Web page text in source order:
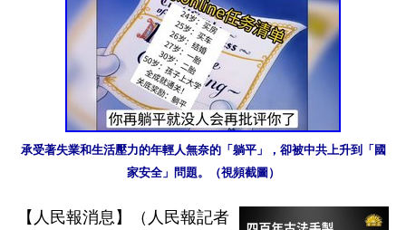
承受著失業和生活壓力的年輕人無奈的「躺平」，卻被中共上升到「國
家安全」問題。（視頻截圖）
【人民報消息】（人民報記者